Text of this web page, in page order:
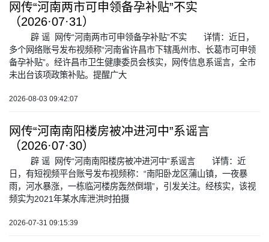
网传“河南两市可申领备孕补贴”不实
（2026·07·31）
辟 谣 网传“河南两市可申领备孕补贴”不实 详情：近日，
多个网络账号发布视频称“河南省许昌市下辖禹州市、长葛市可申领
备孕补贴”。经许昌市卫生健康委员会核实，网传信息系谣言，全市
未出台该项政策补贴。提醒广大
2026-08-03 09:42:07
网传“河南南阳楼房被冲进河中”系谣言
（2026·07·30）
辟 谣 网传“河南南阳楼房被冲进河中”系谣言 详情：近
日，有短视频平台账号发布视频称：“南阳卧龙区蒲山镇，一夜暴
雨，河水暴涨，一栋临河楼房轰然倒塌”，引发关注。经核实，该视
频实为2021年某水库泄洪时拍摄
2026-07-31 09:15:39